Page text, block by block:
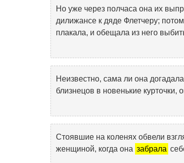
Но уже через полчаса она их
дилижансе к дяде Флетчеру; потом
плакала, и обещала из него
Неизвестно, сама ли она
близнецов в новенькие курточки,
Стоявшие на коленях обвели
женщиной, когда она забрала